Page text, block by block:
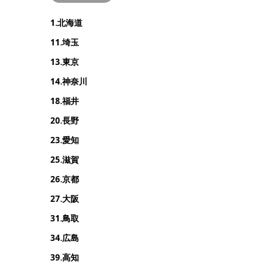
1.北海道
11.埼玉
13.東京
14.神奈川
18.福井
20.長野
23.愛知
25.滋賀
26.京都
27.大阪
31.鳥取
34.広島
39.高知